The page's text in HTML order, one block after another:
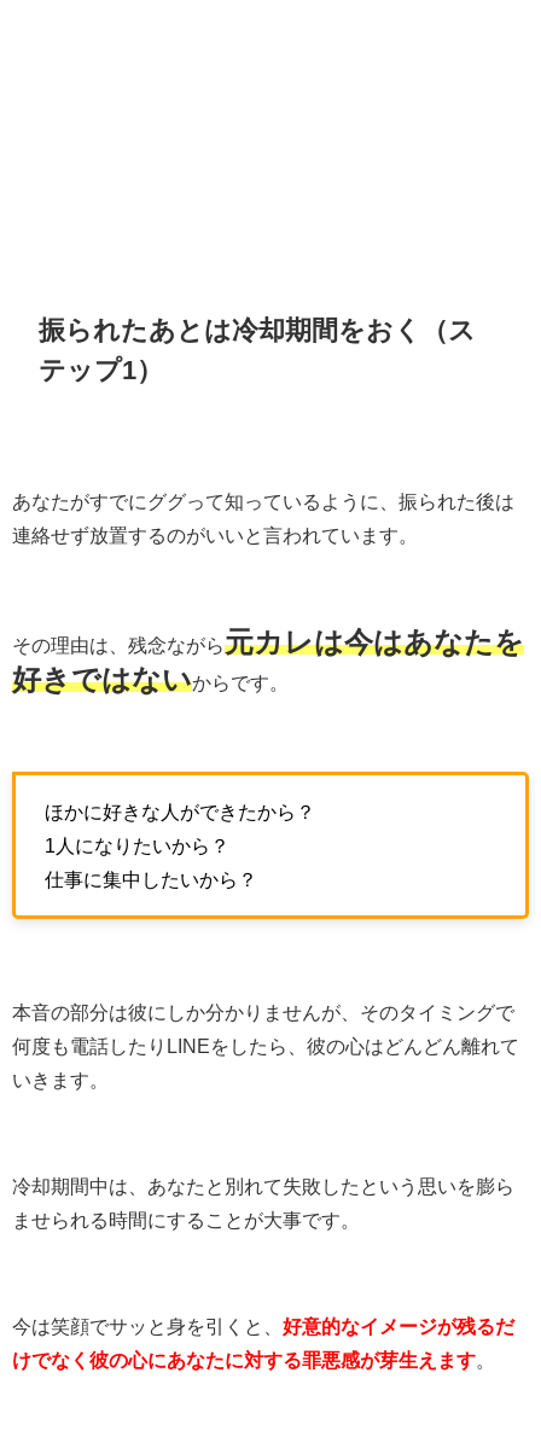
振られたあとは冷却期間をおく（ス
テップ1）
あなたがすでにググって知っているように、振られた後は
連絡せず放置するのがいいと言われています。
その理由は、残念ながら元カレは今はあなたを
好きではないからです。
ほかに好きな人ができたから？
1人になりたいから？
仕事に集中したいから？
本音の部分は彼にしか分かりませんが、そのタイミングで
何度も電話したりLINEをしたら、彼の心はどんどん離れて
いきます。
冷却期間中は、あなたと別れて失敗したという思いを膨ら
ませられる時間にすることが大事です。
今は笑顔でサッと身を引くと、 好意的なイメージが残るだ
けでなく彼の心にあなたに対する罪悪感が芽生えます。